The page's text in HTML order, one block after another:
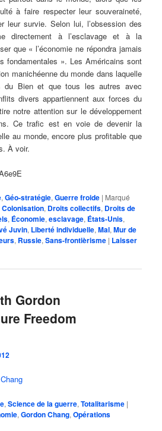
à faire respecter leur souveraineté,
leur survie. Selon lui, l’obsession des
directement à l’esclavage et à la
que « l’économie ne répondra jamais
fondamentales ». Les Américains sont
manichéenne du monde dans laquelle
du Bien et que tous les autres avec
divers appartiennent aux forces du
notre attention sur le développement
Ce trafic est en voie de devenir la
au monde, encore plus profitable que
À voir.
,Géo-stratégie,Guerre froide | Marqué
Colonisation, Droits collectifs, Droits de
, Économie,esclavage, États-Unis,
Juvin, Liberté individuelle,Mal,Mur de
, Russie,Sans-frontièrisme | Laisser
Gordon
Freedom
,Science de la guerre,Totalitarisme |
,Gordon Chang,Opérations